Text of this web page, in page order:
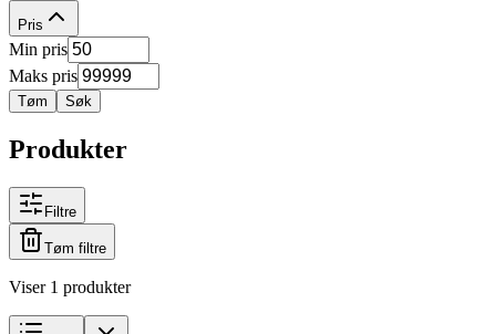
Pris
Min pris
Maks pris
Tøm Søk
Produkter
Filtre
Tøm filtre
Viser 1 produkter